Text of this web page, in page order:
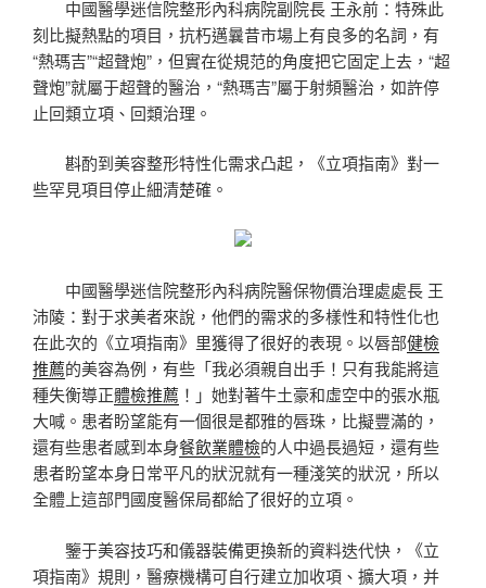
中國醫學迷信院整形內科病院副院長 王永前：特殊此
刻比擬熱點的項目，抗朽邁曩昔市場上有良多的名詞，有
“熱瑪吉”“超聲炮”，但實在從規范的角度把它固定上去，“超
聲炮”就屬于超聲的醫治，“熱瑪吉”屬于射頻醫治，如許停
止回類立項、回類治理。
斟酌到美容整形特性化需求凸起，《立項指南》對一
些罕見項目停止細清楚確。
中國醫學迷信院整形內科病院醫保物價治理處處長 王
沛陵：對于求美者來說，他們的需求的多樣性和特性化也
在此次的《立項指南》里獲得了很好的表現。以唇部健檢
推薦的美容為例，有些「我必須親自出手！只有我能將這
種失衡導正體檢推薦 ！」她對著牛土豪和虛空中的張水瓶
大喊。患者盼望能有一個很是都雅的唇珠，比擬豐滿的，
還有些患者感到本身餐飲業體檢的人中過長過短，還有些
患者盼望本身日常平凡的狀況就有一種淺笑的狀況，所以
全體上這部門國度醫保局都給了很好的立項。
鑒于美容技巧和儀器裝備更換新的資料迭代快，《立
項指南》規則，醫療機構可自行建立加收項、擴大項，并